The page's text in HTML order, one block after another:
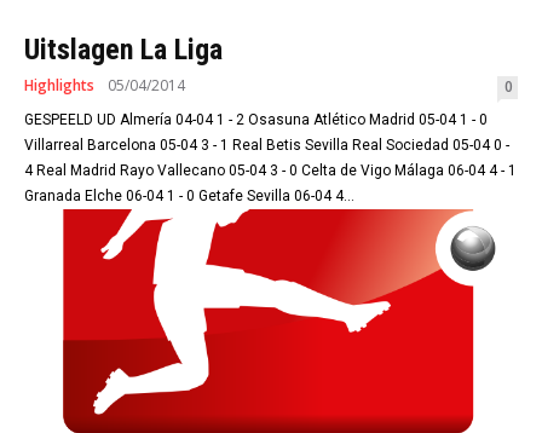
Uitslagen La Liga
Highlights 05/04/2014 0
GESPEELD UD Almería 04-04 1 - 2 Osasuna Atlético Madrid 05-04 1 - 0
Villarreal Barcelona 05-04 3 - 1 Real Betis Sevilla Real Sociedad 05-04 0 -
4 Real Madrid Rayo Vallecano 05-04 3 - 0 Celta de Vigo Málaga 06-04 4 - 1
Granada Elche 06-04 1 - 0 Getafe Sevilla 06-04 4...